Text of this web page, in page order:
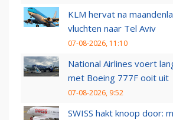
KLM hervat na
vluchten naar Tel Aviv
07-08-2026, 11:10
National Airlines voert
met Boeing 777F ooit uit
07-08-2026, 9:52
SWISS hakt knoop door: